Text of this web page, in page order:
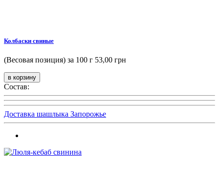
Колбаски свиные
(Весовая позиция) за 100 г 53,00 грн
Состав:
Доставка шашлыка Запорожье